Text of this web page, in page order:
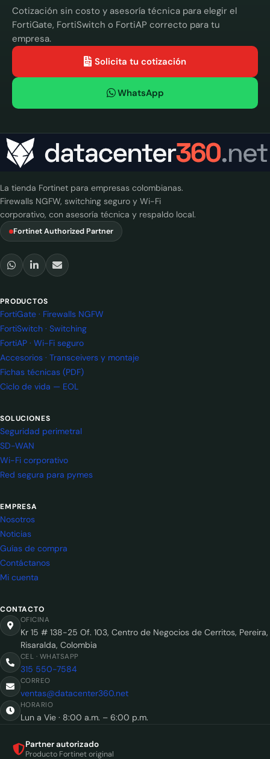
Cotización sin costo y asesoría técnica para elegir el
FortiGate, FortiSwitch o FortiAP correcto para tu
empresa.
Solicita tu cotización
WhatsApp
La tienda Fortinet para empresas colombianas.
Firewalls NGFW, switching seguro y Wi-Fi
corporativo, con asesoría técnica y respaldo local.
Fortinet Authorized Partner
PRODUCTOS
FortiGate · Firewalls NGFW
FortiSwitch · Switching
FortiAP · Wi-Fi seguro
Accesorios · Transceivers y montaje
Fichas técnicas (PDF)
Ciclo de vida — EOL
SOLUCIONES
Seguridad perimetral
SD-WAN
Wi-Fi corporativo
Red segura para pymes
EMPRESA
Nosotros
Noticias
Guías de compra
Contáctanos
Mi cuenta
CONTACTO
OFICINA
Kr 15 # 138-25 Of. 103, Centro de Negocios de Cerritos, Pereira,
Risaralda, Colombia
CEL · WHATSAPP
315 550-7584
CORREO
ventas@datacenter360.net
HORARIO
Lun a Vie · 8:00 a.m. – 6:00 p.m.
Partner autorizado
Producto Fortinet original